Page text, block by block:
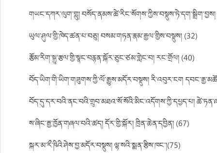
གཡང་དཀར་ལུག་གླུ།
ཡུལ་ཤུལ་གྱི་ཁེད་ཚན་པ་བཅུ། བསམ་གཏན་རྣམ་རྒྱལ་གྱིས་བསྡུས། (32)
རྩོམ་རིག་སྒྱུ་རྩལ་གྱི་སྣང་བརྙན་སྐོར་ཅུང་ཙམ་གླེང་བ། རང་གྲོལ། (40)
བོད་ཡིག་གི་ཡིག་གཟུགས་ཀྱི་ལོ་རྒྱུས་མདོར་བསྡུས། རི་འབུར་ངག
བོད་དུ་དར་བའི་ནང་བའི་གྲུབ་མཐའ་སོ་སོའི་མིང་འདོགས་ཀྱི་དཔྱད་པ།
ས་ཞིང་རྒྱ་ཁྱོན་གཞལ་བའི་ཚད། དོར་གྱི་སྐོར། ཁྲིན་ཆེན་དབྱིན། (67)
སྐར་མ་རྀ་ཥིའི་ཤེས་བྱ་མདོར་བསྡུས། ལྷ་སའི་སྨན་རྩིས་ཁང་།(75)